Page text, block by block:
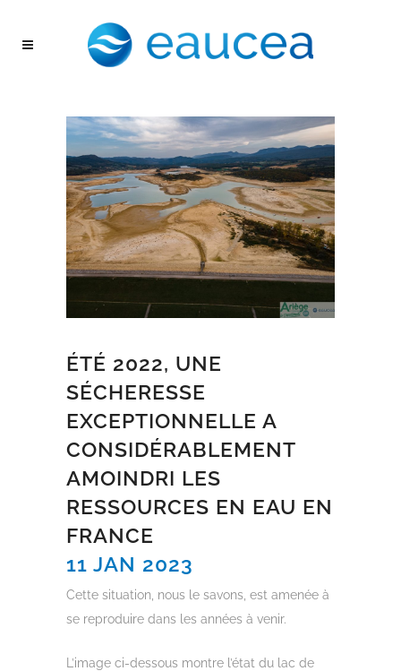
ÉTÉ 2022, UNE
SÉCHERESSE
EXCEPTIONNELLE A
CONSIDÉRABLEMENT
AMOINDRI LES
RESSOURCES EN EAU EN
FRANCE
11 JAN 2023
Cette situation, nous le savons, est amenée à
se reproduire dans les années à venir.
L’image ci-dessous montre l’état du lac de